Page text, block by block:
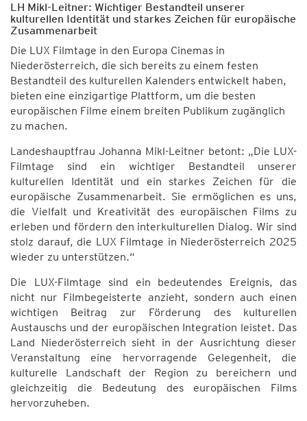
LH Mikl-Leitner: Wichtiger Bestandteil unserer
kulturellen Identität und starkes Zeichen für europäische
Zusammenarbeit
Die LUX Filmtage in den Europa Cinemas in
Niederösterreich, die sich bereits zu einem festen
Bestandteil des kulturellen Kalenders entwickelt haben,
bieten eine einzigartige Plattform, um die besten
europäischen Filme einem breiten Publikum zugänglich
zu machen.
Landeshauptfrau Johanna Mikl-Leitner betont: „Die LUX-
Filmtage sind ein wichtiger Bestandteil unserer
kulturellen Identität und ein starkes Zeichen für die
europäische Zusammenarbeit. Sie ermöglichen es uns,
die Vielfalt und Kreativität des europäischen Films zu
erleben und fördern den interkulturellen Dialog. Wir sind
stolz darauf, die LUX Filmtage in Niederösterreich 2025
wieder zu unterstützen.“
Die LUX-Filmtage sind ein bedeutendes Ereignis, das
nicht nur Filmbegeisterte anzieht, sondern auch einen
wichtigen Beitrag zur Förderung des kulturellen
Austauschs und der europäischen Integration leistet. Das
Land Niederösterreich sieht in der Ausrichtung dieser
Veranstaltung eine hervorragende Gelegenheit, die
kulturelle Landschaft der Region zu bereichern und
gleichzeitig die Bedeutung des europäischen Films
hervorzuheben.